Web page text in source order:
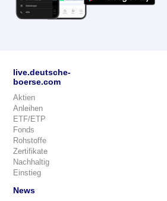
live.deutsche-
boerse.com
Aktien
Anleihen
ETF/ETP
Fonds
Rohstoffe
Zertifikate
Nachhaltig
Einstieg
News